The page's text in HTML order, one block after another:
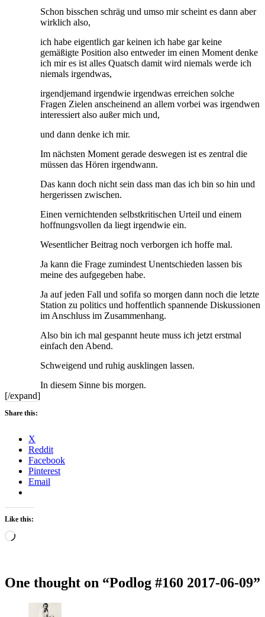
Schon bisschen schräg und umso mir scheint es dann aber
wirklich also,
ich habe eigentlich gar keinen ich habe gar keine
gemäßigte Position also entweder im einen Moment denke
ich mir es ist alles Quatsch damit wird niemals werde ich
niemals irgendwas,
irgendjemand irgendwie irgendwas erreichen solche
Fragen Zielen anscheinend an allem vorbei was irgendwen
interessiert also außer mich und,
und dann denke ich mir.
Im nächsten Moment gerade deswegen ist es zentral die
müssen das Hören irgendwann.
Das kann doch nicht sein dass man das ich bin so hin und
hergerissen zwischen.
Einen vernichtenden selbstkritischen Urteil und einem
hoffnungsvollen da liegt irgendwie ein.
Wesentlicher Beitrag noch verborgen ich hoffe mal.
Ja kann die Frage zumindest Unentschieden lassen bis
meine des aufgegeben habe.
Ja auf jeden Fall und sofifa so morgen dann noch die letzte
Station zu politics und hoffentlich spannende Diskussionen
im Anschluss im Zusammenhang.
Also bin ich mal gespannt heute muss ich jetzt erstmal
einfach den Abend.
Schweigend und ruhig ausklingen lassen.
In diesem Sinne bis morgen.
[/expand]
Share this:
X
Reddit
Facebook
Pinterest
Email
Like this:
Loading…
One thought on “Podlog #160 2017-06-09”